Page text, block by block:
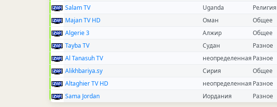
Salam TV
Uganda Религия
Majan TV HD
Оман Общее
Algerie 3
Алжир Общее
Tayba TV
Судан Разное
Al Tanasuh TV
неопределенная Разное
Alikhbariya.sy
Сирия Общее
Altaghier TV HD
неопределенная Разное
Sama Jordan
Иордания Разное